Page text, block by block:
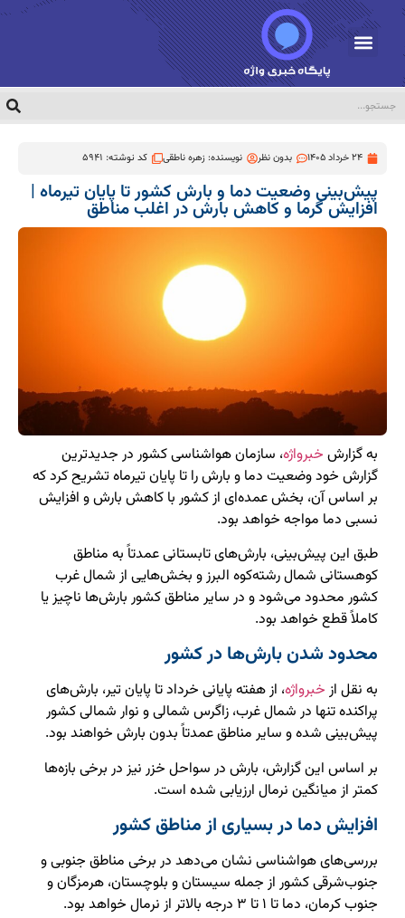
24 خرداد 1405 بدون نظر نویسنده:زهره ناطقی کد نوشته: 5941
پیش‌بینی وضعیت دما و بارش کشور تا پایان تیرماه |
افزایش گرما و کاهش بارش در اغلب مناطق
به گزارش خبرواژه، سازمان هواشناسی کشور در جدیدترین
گزارش خود وضعیت دما و بارش را تا پایان تیرماه تشریح کرد که
بر اساس آن، بخش عمده‌ای از کشور با کاهش بارش و افزایش
نسبی دما مواجه خواهد بود.
طبق این پیش‌بینی، بارش‌های تابستانی عمدتاً به مناطق
کوهستانی شمال رشته‌کوه البرز و بخش‌هایی از شمال غرب
کشور محدود می‌شود و در سایر مناطق کشور بارش‌ها ناچیز یا
کاملاً قطع خواهد بود.
محدود شدن بارش‌ها در کشور
به نقل از خبرواژه، از هفته پایانی خرداد تا پایان تیر، بارش‌های
پراکنده تنها در شمال غرب، زاگرس شمالی و نوار شمالی کشور
پیش‌بینی شده و سایر مناطق عمدتاً بدون بارش خواهند بود.
بر اساس این گزارش، بارش در سواحل خزر نیز در برخی بازه‌ها
کمتر از میانگین نرمال ارزیابی شده است.
افزایش دما در بسیاری از مناطق کشور
بررسی‌های هواشناسی نشان می‌دهد در برخی مناطق جنوبی و
جنوب‌شرقی کشور از جمله سیستان و بلوچستان، هرمزگان و
جنوب کرمان، دما تا ۱ تا ۳ درجه بالاتر از نرمال خواهد بود.